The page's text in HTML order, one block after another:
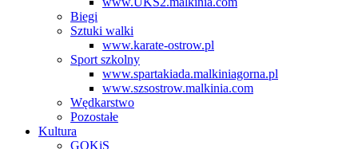
Biegi
Sztuki walki
www.karate-ostrow.pl
Sport szkolny
www.spartakiada.malkiniagorna.pl
www.szsostrow.malkinia.com
Wędkarstwo
Pozostałe
Kultura
GOKiS